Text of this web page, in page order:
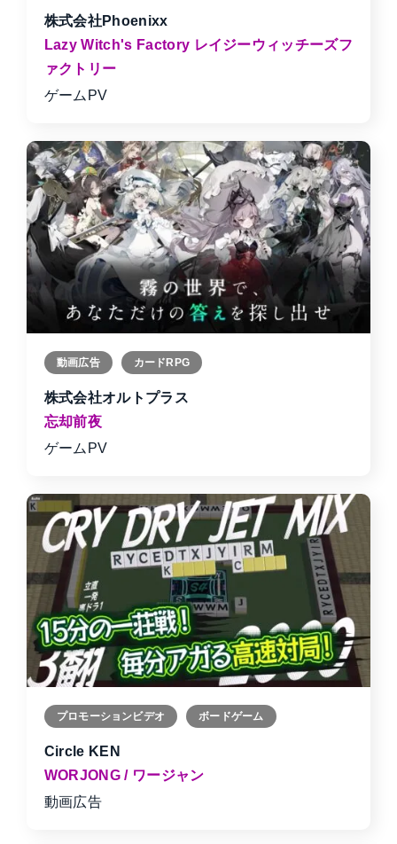
株式会社Phoenixx
Lazy Witch's Factory レイジーウィッチーズフ
ァクトリー
ゲームPV
動画広告 カードRPG
株式会社オルトプラス
忘却前夜
ゲームPV
プロモーションビデオ ボードゲーム
Circle KEN
WORJONG / ワージャン
動画広告